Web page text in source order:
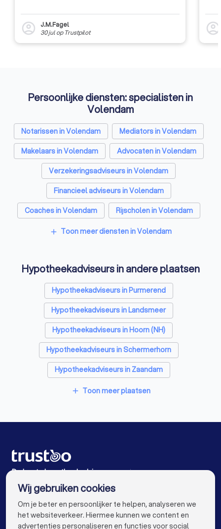
account_circle
J.M.Fagel
30 julop Trustpilot account_circle
Persoonlijke diensten: specialisten in
Volendam
Notarissen in Volendam
Mediators in Volendam
Makelaars in Volendam
Advocaten in Volendam
Verzekeringsadviseurs in Volendam
Financieel adviseurs in Volendam
Coaches in Volendam
Rijscholen in Volendam
Relatietherapeuten in Volendam
Belastingadviseurs in Volendam
Personal trainers in Volendam
Diëtisten in Volendam
add Toon meer diensten in Volendam
Hypotheekadviseurs in andere plaatsen
Hypotheekadviseurs in Purmerend
Hypotheekadviseurs in Landsmeer
Hypotheekadviseurs in Hoorn (NH)
Hypotheekadviseurs in Schermerhorn
Hypotheekadviseurs in Zaandam
Hypotheekadviseurs in Wormer
Hypotheekadviseurs in Zwaag
Hypotheekadviseurs in Amsterdam
Hypotheekadviseurs in Rotterdam
add Toon meer plaatsen
De beste hypotheekadviseurs voor jou
Wij gebruiken cookies
Om je beter en persoonlijker te helpen, analyseren we
het websiteverkeer. Hiermee kunnen we content en
advertenties personaliseren en functies voor social